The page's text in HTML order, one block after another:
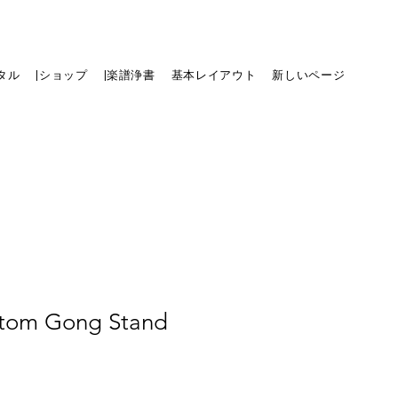
ル |ショップ |楽譜浄書 基本レイアウト 新しいページ
Gong Stand